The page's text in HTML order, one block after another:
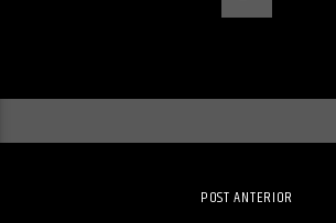
POST ANTERIOR